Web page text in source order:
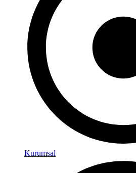
Kurumsal